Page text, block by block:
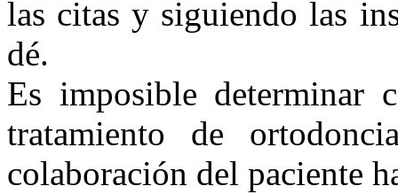
las citas y siguiendo las
dé.
Es imposible determinar
tratamiento de
colaboración del paciente